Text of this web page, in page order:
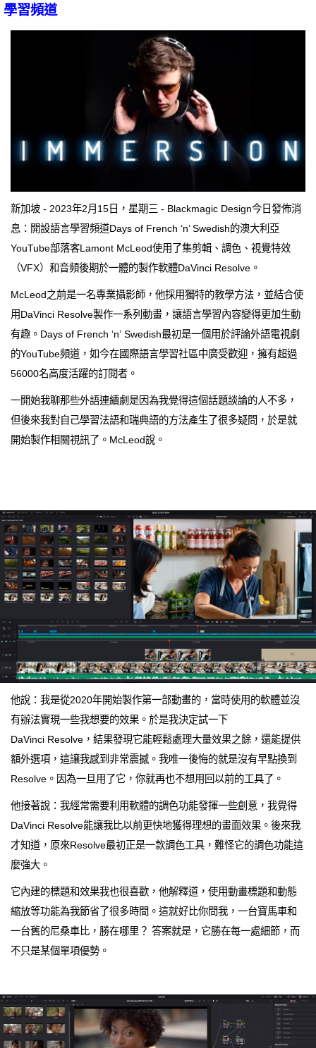
學習頻道
新加坡 - 2023年2月15日，星期三 - Blackmagic Design今日發佈消
息：開設語言學習頻道Days of French ‘n’ Swedish的澳大利亞
YouTube部落客Lamont McLeod使用了集剪輯、調色、視覺特效
（VFX）和音頻後期於一體的製作軟體DaVinci Resolve。
McLeod之前是一名專業攝影師，他採用獨特的教學方法，並結合使
用DaVinci Resolve製作一系列動畫，讓語言學習內容變得更加生動
有趣。Days of French ‘n’ Swedish最初是一個用於評論外語電視劇
的YouTube頻道，如今在國際語言學習社區中廣受歡迎，擁有超過
56000名高度活躍的訂閱者。
一開始我聊那些外語連續劇是因為我覺得這個話題談論的人不多，
但後來我對自己學習法語和瑞典語的方法產生了很多疑問，於是就
開始製作相關視訊了。McLeod說。
他說：我是從2020年開始製作第一部動畫的，當時使用的軟體並沒
有辦法實現一些我想要的效果。於是我決定試一下
DaVinci Resolve，結果發現它能輕鬆處理大量效果之餘，還能提供
額外選項，這讓我感到非常震撼。我唯一後悔的就是沒有早點換到
Resolve。因為一旦用了它，你就再也不想用回以前的工具了。
他接著說：我經常需要利用軟體的調色功能發揮一些創意，我覺得
DaVinci Resolve能讓我比以前更快地獲得理想的畫面效果。後來我
才知道，原來Resolve最初正是一款調色工具，難怪它的調色功能這
麼強大。
它內建的標題和效果我也很喜歡，他解釋道，使用動畫標題和動態
縮放等功能為我節省了很多時間。這就好比你問我，一台寶馬車和
一台舊的尼桑車比，勝在哪里？ 答案就是，它勝在每一處細節，而
不只是某個單項優勢。